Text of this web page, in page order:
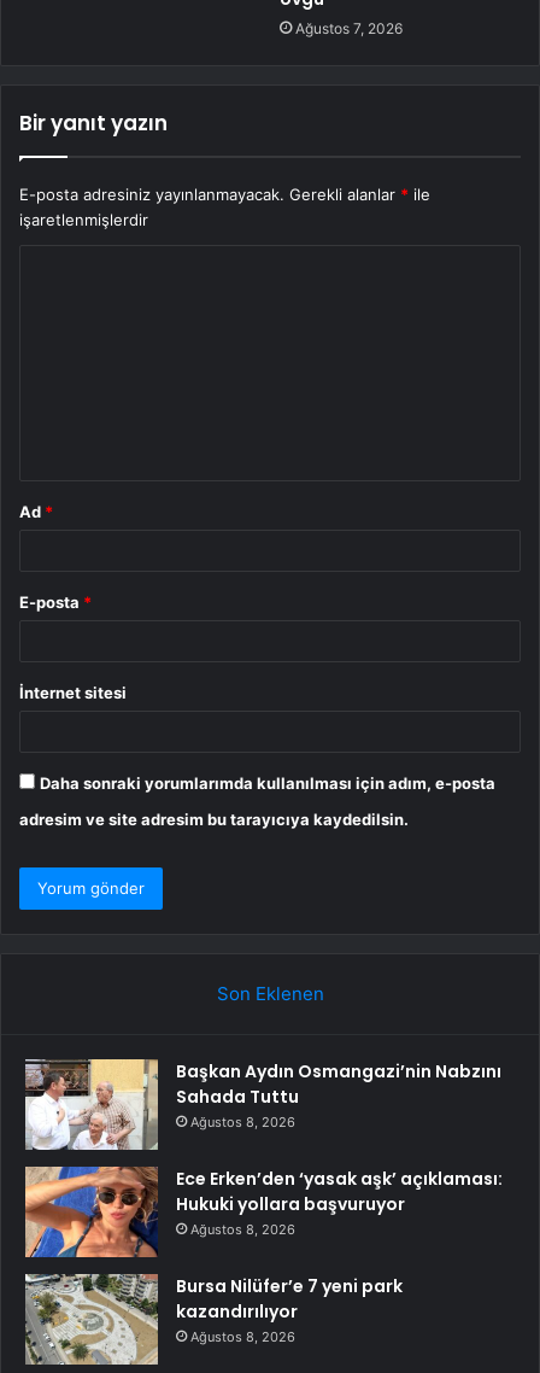
Ağustos 7, 2026
Bir yanıt yazın
E-posta adresiniz yayınlanmayacak. Gerekli alanlar * ile
işaretlenmişlerdir
Ad *
E-posta *
İnternet sitesi
Daha sonraki yorumlarımda kullanılması için adım, e-posta
adresim ve site adresim bu tarayıcıya kaydedilsin.
Son Eklenen
Başkan Aydın Osmangazi’nin Nabzını
Sahada Tuttu
Ağustos 8, 2026
Ece Erken’den ‘yasak aşk’ açıklaması:
Hukuki yollara başvuruyor
Ağustos 8, 2026
Bursa Nilüfer’e 7 yeni park
kazandırılıyor
Ağustos 8, 2026